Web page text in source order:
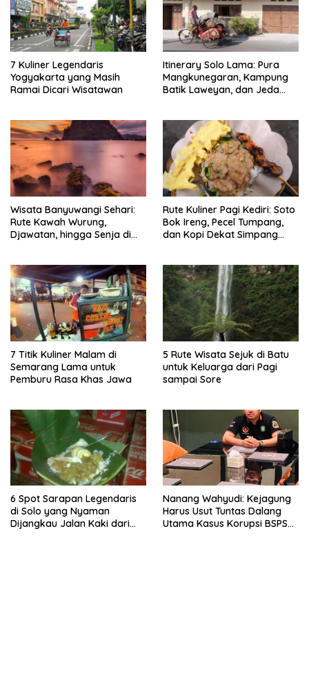
7 Kuliner Legendaris
Yogyakarta yang Masih
Ramai Dicari Wisatawan
Itinerary Solo Lama: Pura
Mangkunegaran, Kampung
Batik Laweyan, dan Jeda
Wisata Banyuwangi Sehari:
Rute Kawah Wurung,
Djawatan, hingga Senja di
Rute Kuliner Pagi Kediri: Soto
Bok Ireng, Pecel Tumpang,
dan Kopi Dekat Simpang
7 Titik Kuliner Malam di
Semarang Lama untuk
Pemburu Rasa Khas Jawa
5 Rute Wisata Sejuk di Batu
untuk Keluarga dari Pagi
sampai Sore
6 Spot Sarapan Legendaris
di Solo yang Nyaman
Dijangkau Jalan Kaki dari
Nanang Wahyudi: Kejagung
Harus Usut Tuntas Dalang
Utama Kasus Korupsi BSPS